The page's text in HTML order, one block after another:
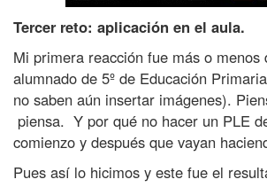
x
e
a
d
e
D
o
n
Tercer reto: aplicación en el aula.
Mi primera reacción fue más o menos
alumnado de 5º de Educación
no saben aún insertar imágenes).
piensa. Y por qué no hacer un PLE
comienzo y después que vayan
Pues así lo hicimos y este fue el